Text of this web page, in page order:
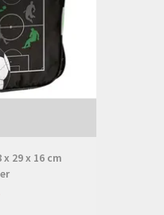
29 x 16 cm